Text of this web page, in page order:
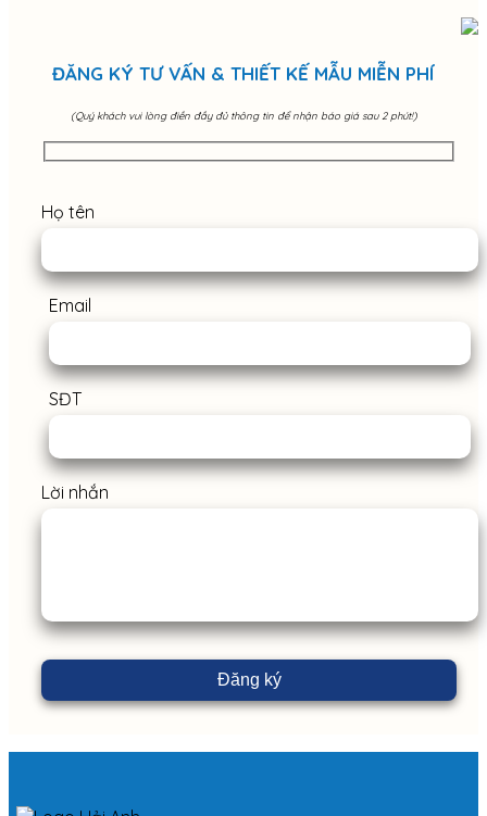
ĐĂNG KÝ TƯ VẤN & THIẾT KẾ MẪU MIỄN PHÍ
(Quý khách vui lòng điền đầy đủ thông tin để nhận báo giá sau 2 phút!)
Họ tên
Email
SĐT
Lời nhắn